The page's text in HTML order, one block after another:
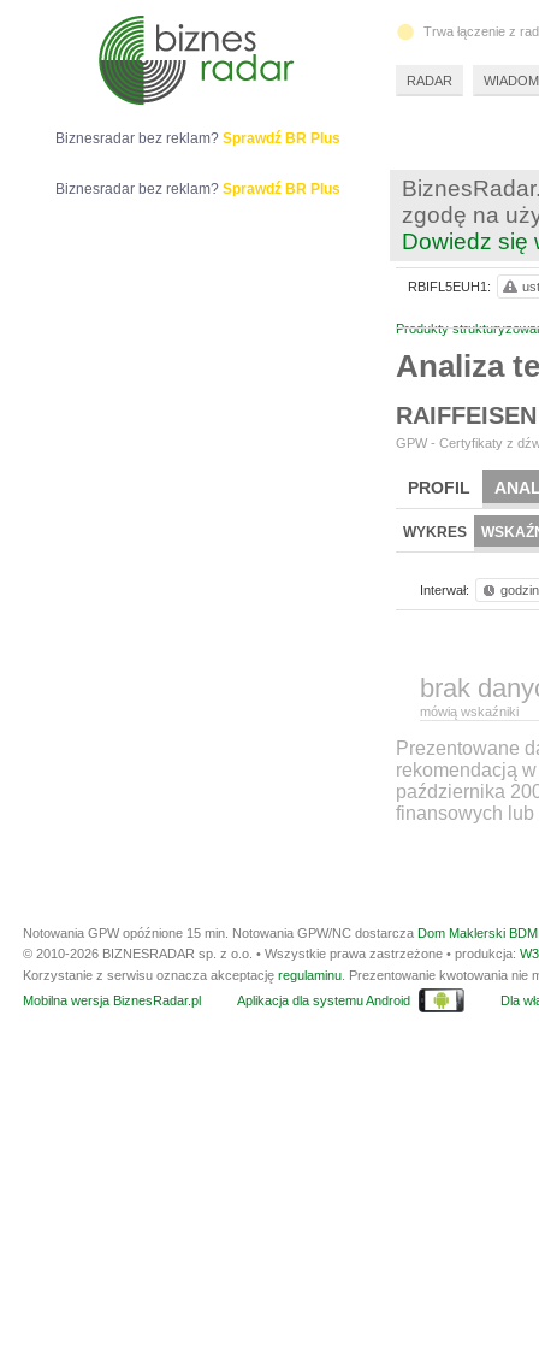
zgodę na
Dowiedz się
Produkty
Analiza
GPW - Certyfikaty z
PROFIL
WYKRES
Interwał:
brak
mówią wskaźniki
Prezentowane
rekomendacją
października
finansowych lub
RBIFL5EUH1:
Biznesradar bez reklam? Sprawdź BR Plus
Biznesradar bez reklam? Sprawdź BR Plus
Trwa łączenie z
RADAR
Notowania GPW opóźnione 15 min. Notowania GPW/NC dostarcza Dom Maklerski
© 2010-2026 BIZNESRADAR sp. z o.o. • Wszystkie prawa zastrzeżone • produkcja:
Korzystanie z serwisu oznacza akceptację regulaminu . Prezentowanie kwotowania
Mobilna wersja BiznesRadar.pl
Aplikacja dla systemu Android Dla